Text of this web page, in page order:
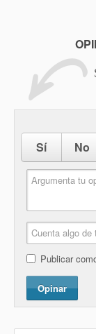
Sí No
Publicar
Opinar